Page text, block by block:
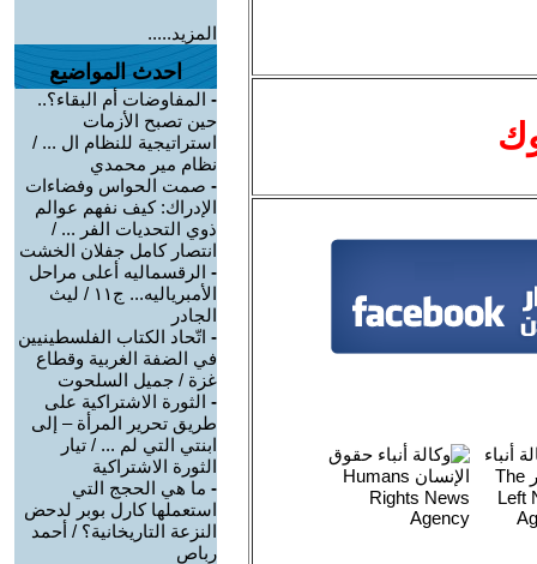
المزيد.....
احدث المواضيع
- المفاوضات أم البقاء؟..
حين تصبح الأزمات
استراتيجية للنظام ال ... /
نظام مير محمدي
- صمت الحواس وفضاءات
الإدراك: كيف نفهم عوالم
ذوي التحديات الفر ... /
انتصار كامل جفلان الخشت
- الرقسماليه أعلى مراحل
الأمبرياليه... ج١١ / ليث
الجادر
- اتّحاد الكتاب الفلسطينيين
في الضفة الغربية وقطاع
غزة / جميل السلحوت
- الثورة الاشتراكية على
طريق تحرير المرأة – إلى
ابنتي التي لم ... / تيار
الثورة الاشتراكية
- ما هي الحجج التي
استعملها كارل بوبر لدحض
النزعة التاريخانية؟ / أحمد
رباص